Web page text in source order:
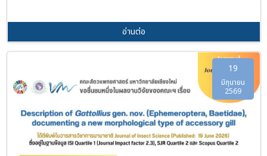
อ่านต่อ
19
มิถุนายน
2569